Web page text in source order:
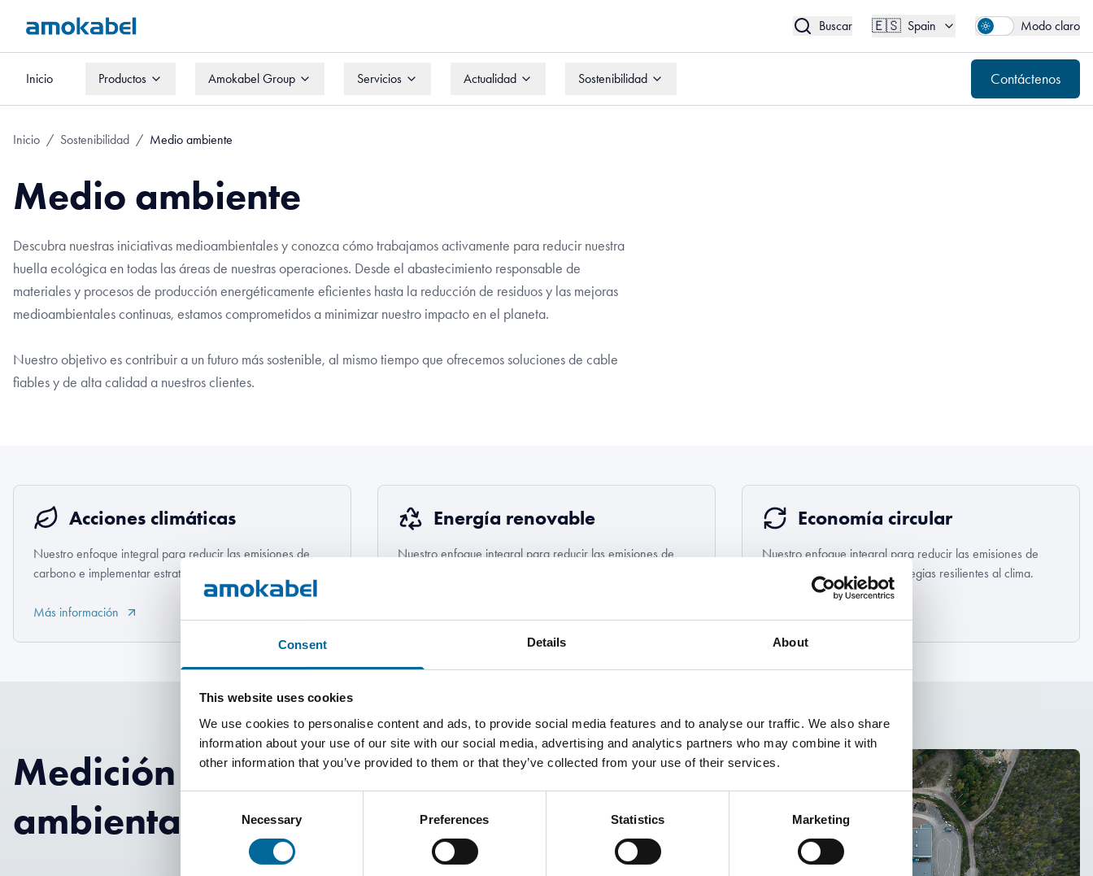
Consent Details About
This website uses cookies
We use cookies to personalise content and ads, to provide social media features and to analyse our traffic. We also share
information about your use of our site with our social media, advertising and analytics partners who may combine it with
other information that you’ve provided to them or that they’ve collected from your use of their services.
Necessary Preferences Statistics Marketing
Buscar 🇪🇸 Spain Modo claro
Inicio Productos Amokabel Group Servicios Actualidad Sostenibilidad Contáctenos
Productos
Spain Contáctenos
Inicio / Sostenibilidad / Medio ambiente
Medio ambiente
Descubra nuestras iniciativas medioambientales y conozca cómo trabajamos activamente para reducir nuestra
huella ecológica en todas las áreas de nuestras operaciones. Desde el abastecimiento responsable de
materiales y procesos de producción energéticamente eficientes hasta la reducción de residuos y las mejoras
medioambientales continuas, estamos comprometidos a minimizar nuestro impacto en el planeta.
Nuestro objetivo es contribuir a un futuro más sostenible, al mismo tiempo que ofrecemos soluciones de cable
fiables y de alta calidad a nuestros clientes.
Acciones climáticas
Nuestro enfoque integral para reducir las emisiones de
carbono e implementar estrategias resilientes al clima.
Más información
Energía renovable
Nuestro enfoque integral para reducir las emisiones de
Economía circular
Nuestro enfoque integral para reducir las emisiones de
carbono e implementar estrategias resilientes al clima.
Medición de nuestro impacto
ambiental